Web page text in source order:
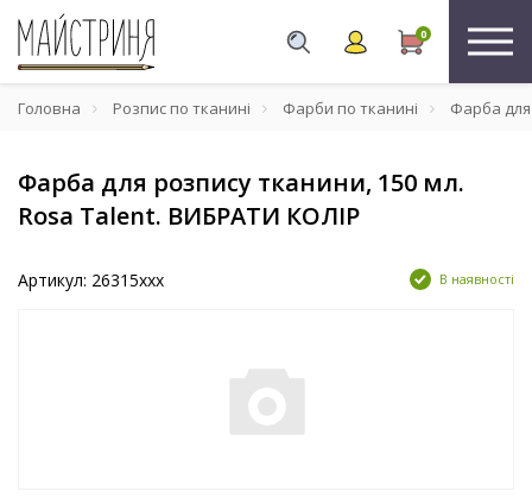
0
Головна Розпис по тканині Фарби по тканині Фарба
Фарба для розпису тканини, 150 мл.
Rosa Talent. ВИБРАТИ КОЛІР
Артикул: 26315xxx В наявності